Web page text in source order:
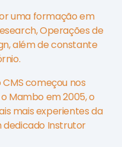
uma formação em
Operações de
além de constante
começou nos
Mambo em 2005, o
mais experientes da
Instrutor